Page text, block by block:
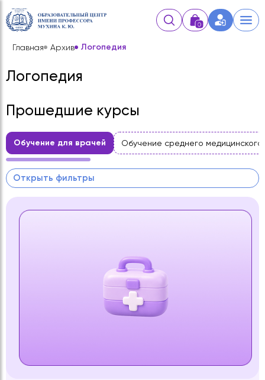
0
Главная Архив Логопедия
Логопедия
Прошедшие курсы
Обучение для врачей Обучение среднего
Открыть фильтры